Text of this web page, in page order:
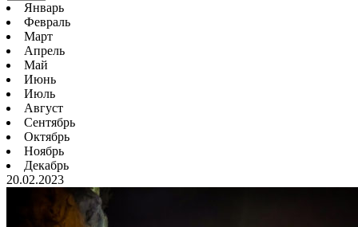
Январь
Февраль
Март
Апрель
Май
Июнь
Июль
Август
Сентябрь
Октябрь
Ноябрь
Декабрь
20.02.2023